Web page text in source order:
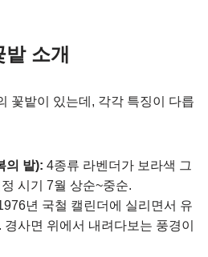
소개
꽃밭이 있는데, 각각 특징이 다릅
의 밭): 4종류 라벤더가 보라색 그
시기 7월 상순~중순.
년 국철 캘린더에 실리면서 유
사면 위에서 내려다보는 풍경이